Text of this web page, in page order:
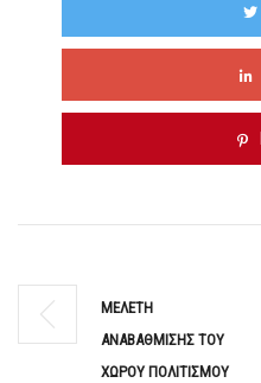
MEΛΕΤΗ
ΑΝΑΒΑΘΜΙΣΗΣ ΤΟΥ
ΧΩΡΟΥ ΠΟΛΙΤΙΣΜΟΥ